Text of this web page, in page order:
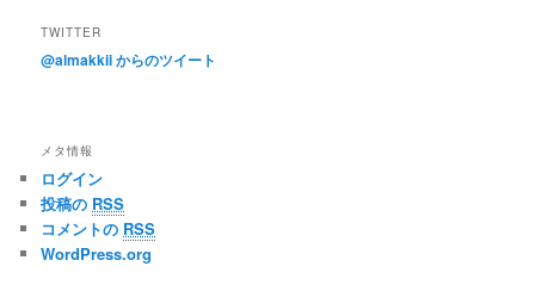
TWITTER
@almakkii からのツイート
メタ情報
ログイン
投稿の RSS
コメントの RSS
WordPress.org